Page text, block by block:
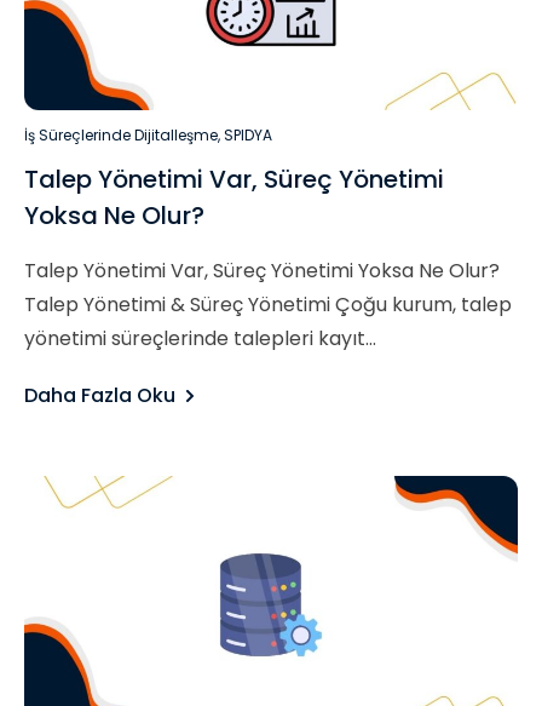
İş Süreçlerinde Dijitalleşme,SPIDYA
Talep Yönetimi Var, Süreç Yönetimi
Yoksa Ne Olur?
Talep Yönetimi Var, Süreç Yönetimi Yoksa Ne Olur?
Talep Yönetimi & Süreç Yönetimi Çoğu kurum, talep
yönetimi süreçlerinde talepleri kayıt...
Daha Fazla Oku